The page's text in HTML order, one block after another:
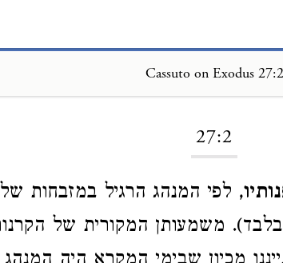
Cassuto on Exodus 27:2
27:2
, לפי המנהג הרגיל במזבחות
משמעותן המקורית של